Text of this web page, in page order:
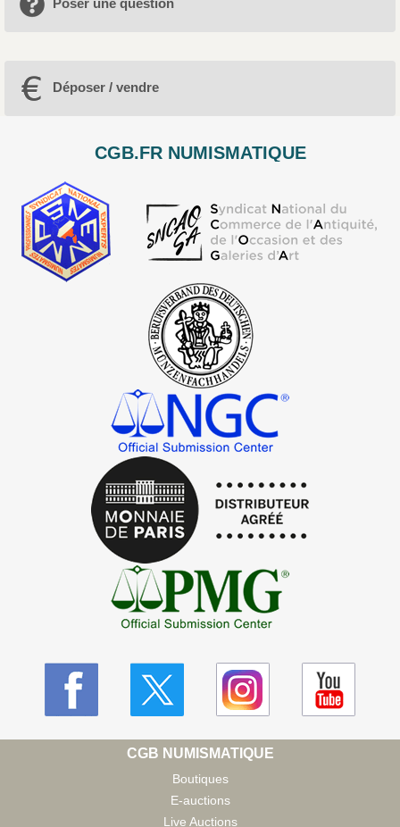
Poser une question
Déposer / vendre
CGB.FR NUMISMATIQUE
CGB NUMISMATIQUE
Boutiques
E-auctions
Live Auctions